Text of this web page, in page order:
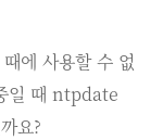
에 사용할 수 없
일 때 ntpdate
요?